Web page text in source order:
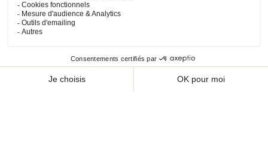
VOTRE COMPTE